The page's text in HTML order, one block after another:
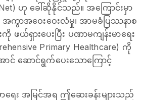
Net) ဟု ခေါ်ဆိုနိုင်သည်။ အကြောင်းမှာ
အကွာအဝေးဝေးလံမှု၊ အာမခံပြဿနာစ
ယ်ရှားပေးပြီး ပဏာမကျန်းမာရေး
Primary Healthcare) ကို
ဆောင်ရွက်ပေးသောကြောင့်
ေး အမြင်အရ ဤဆေးခန်းများသည်